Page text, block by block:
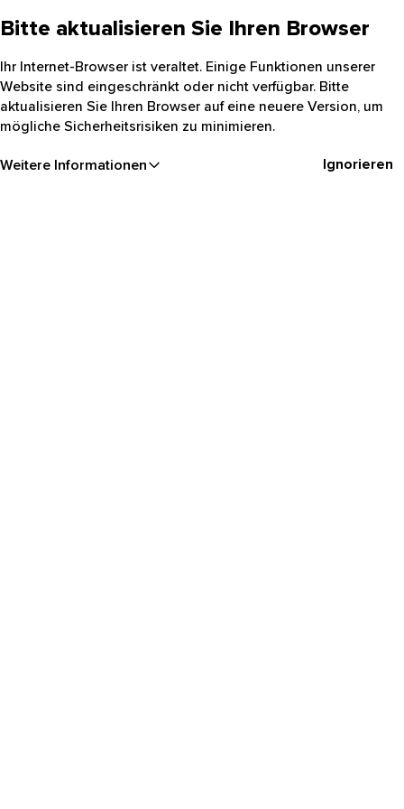
Bitte aktualisieren Sie Ihren Browser
Ihr Internet-Browser ist veraltet. Einige Funktionen unserer
Website sind eingeschränkt oder nicht verfügbar. Bitte
aktualisieren Sie Ihren Browser auf eine neuere Version, um
mögliche Sicherheitsrisiken zu minimieren.
Weitere Informationen Ignorieren